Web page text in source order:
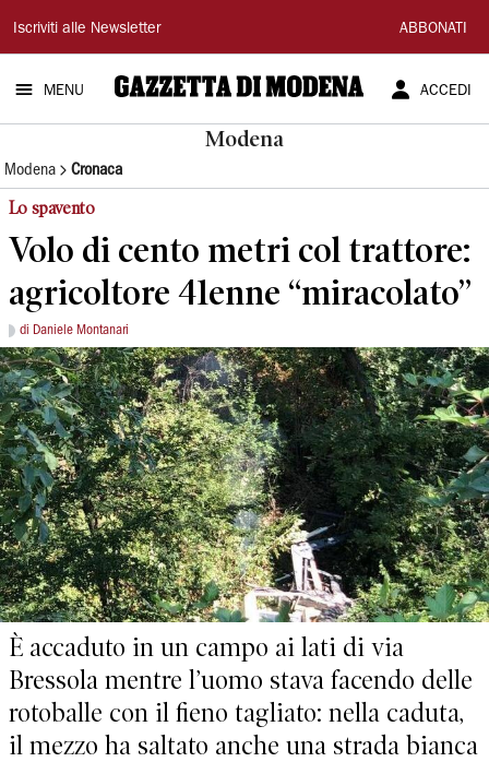
Gazzetta
di
Modena
Iscriviti alle Newsletter ABBONATI
MENU ACCEDI
Modena
Modena Cronaca
Lo spavento
Volo di cento metri col trattore:
agricoltore 41enne “miracolato”
di Daniele Montanari
È accaduto in un campo ai lati di via
Bressola mentre l’uomo stava facendo delle
rotoballe con il fieno tagliato: nella caduta,
il mezzo ha saltato anche una strada bianca